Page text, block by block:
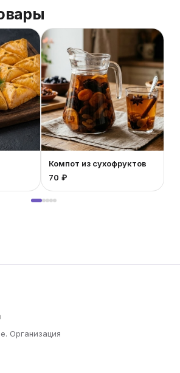
Компот из сухофруктов
70 ₽
Организация